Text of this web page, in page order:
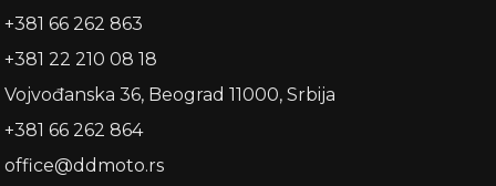
+381 66 262 863
+381 22 210 08 18
Vojvođanska 36, Beograd 11000, Srbija
+381 66 262 864
office@ddmoto.rs